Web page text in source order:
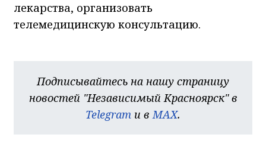
лекарства, организовать
телемедицинскую консультацию.
Подписывайтесь на нашу страницу
новостей "Независимый Красноярск" в
Telegram и вMAX.